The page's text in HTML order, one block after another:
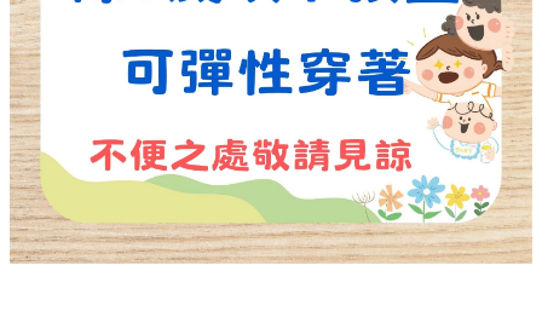
會
處
嘉
義
市
政
府
資
訊